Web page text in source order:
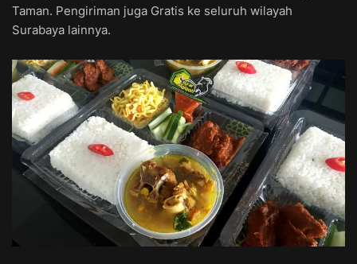
Taman. Pengiriman juga Gratis ke seluruh wilayah
Surabaya lainnya.